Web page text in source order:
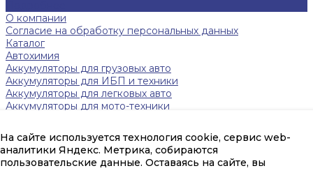
На сайте используется технология cookie, сервис web-
аналитики Яндекс. Метрика, собираются
пользовательские данные. Оставаясь на сайте, вы
О компании
Согласие на обработку персональных данных
Каталог
Автохимия
Аккумуляторы для грузовых авто
Аккумуляторы для ИБП и техники
Аккумуляторы для легковых авто
Аккумуляторы для мото-техники
Инверторы
Источники бесперебойного питания
Тяговые аккумуляторы FAAM
Помощь